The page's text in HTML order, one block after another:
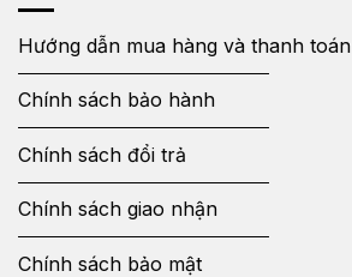
Hướng dẫn mua hàng và thanh toán
Chính sách bảo hành
Chính sách đổi trả
Chính sách giao nhận
Chính sách bảo mật